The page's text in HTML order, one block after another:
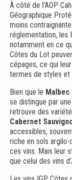
À côté de l’AOP
Géographique
moins
réglementation, les
notamment en ce
Côtes du Lot
cépages, ce qui
termes de styles et
Bien que le Malbec
se distingue par
retrouve des
Cabernet
accessibles,
riche en sols
ces vins. Mais leur
que celui des vins